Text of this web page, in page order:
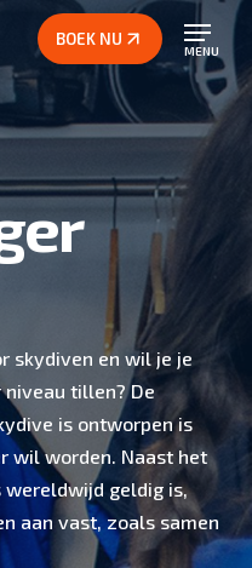
BOEK NU
MENU
skydiven en wil je je
niveau tillen? De
is ontworpen is
wil worden. Naast het
geldig is,
aan vast, zoals samen
Close
Menu